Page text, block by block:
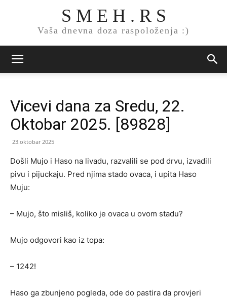
S M E H . R S
Vaša dnevna doza raspoloženja :)
Vicevi dana za Sredu, 22.
Oktobar 2025. [89828]
23.oktobar 2025
Došli Mujo i Haso na livadu, razvalili se pod drvu, izvadili
pivu i pijuckaju. Pred njima stado ovaca, i upita Haso
Muju:
– Mujo, što misliš, koliko je ovaca u ovom stadu?
Mujo odgovori kao iz topa:
– 1242!
Haso ga zbunjeno pogleda, ode do pastira da provjeri